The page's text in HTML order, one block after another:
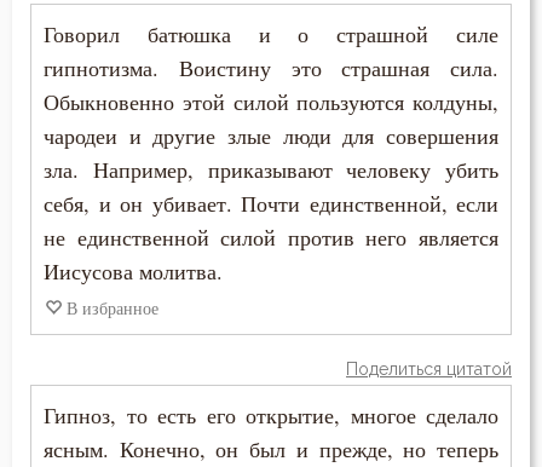
Говорил батюшка и о страшной силе
гипнотизма. Воистину это страшная сила.
Обыкновенно этой силой пользуются колдуны,
чародеи и другие злые люди для совершения
зла. Например, приказывают человеку убить
себя, и он убивает. Почти единственной, если
не единственной силой против него является
Иисусова молитва.
В избранное
Поделиться цитатой
Гипноз, то есть его открытие, многое сделало
ясным. Конечно, он был и прежде, но теперь